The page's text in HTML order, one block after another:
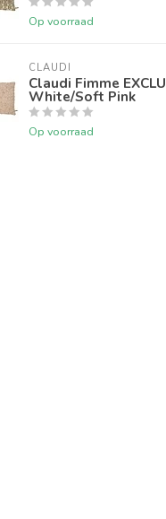
Op voorraad
CLAUDI
Claudi Fimme
White/Soft Pink
Op voorraad